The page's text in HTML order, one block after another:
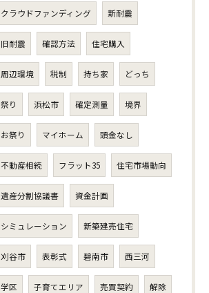
クラウドファンディング 新耐震
旧耐震 確認方法 住宅購入
周辺環境 税制 持ち家 どっち
祭り 浜松市 確定測量 境界
お祭り マイホーム 頭金なし
不動産相続 フラット35 住宅市場動向
遺産分割協議書 資金計画
シミュレーション 新築建売住宅
刈谷市 表彰式 碧南市 西三河
学区 子育てエリア 売買契約 解除